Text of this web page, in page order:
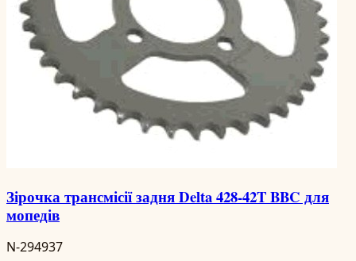
Зірочка трансмісії задня Delta 428-42T BBC для
мопедів
N-294937